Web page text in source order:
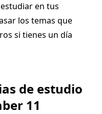
en tus
los temas que
si tienes un día
de estudio
11